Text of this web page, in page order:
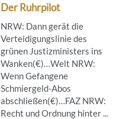
Der Ruhrpilot
NRW: Dann gerät die
Verteidigungslinie des
grünen Justizministers ins
Wanken(€)…Welt NRW:
Wenn Gefangene
Schmiergeld-Abos
abschließen(€)…FAZ NRW:
Recht und Ordnung hinter ...